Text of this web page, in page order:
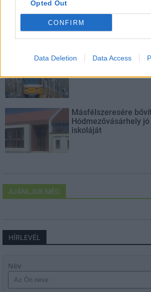
Opted Out
CONFIRM
Data Deletion Data Access
Új gyalogosátkelők és
Másfélszeresére
Hódmezővásárhely
iskoláját
AJÁNLJUK MÉG
HÍRLEVÉL
Név